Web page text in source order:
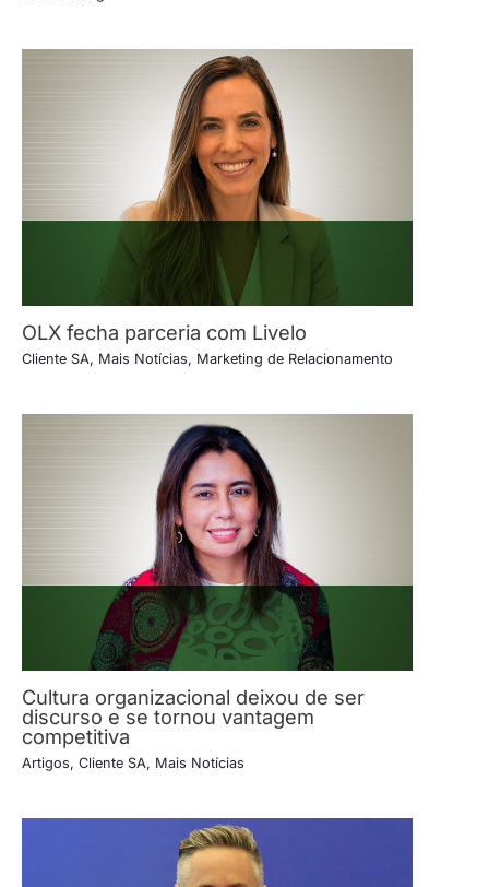
OLX fecha parceria com Livelo
Cliente SA, Mais Notícias, Marketing de Relacionamento
Cultura organizacional deixou de ser
discurso e se tornou vantagem
competitiva
Artigos, Cliente SA, Mais Notícias